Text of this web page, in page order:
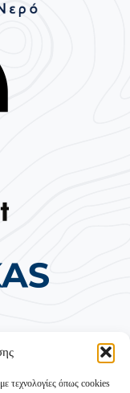
τεχνολογίες όπως cookies